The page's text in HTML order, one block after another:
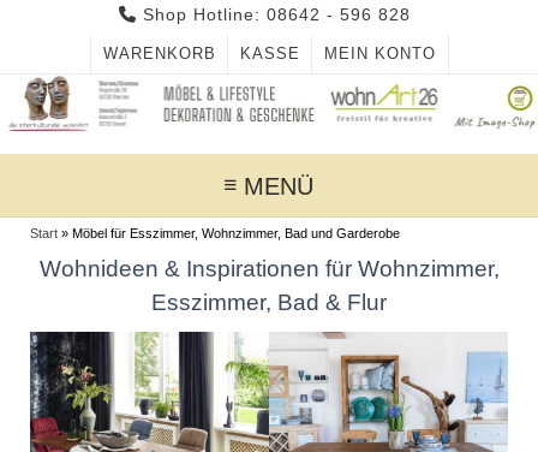
Shop Hotline: 08642 - 596 828
WARENKORB KASSE MEIN KONTO
MENÜ
Start » Möbel für Esszimmer, Wohnzimmer, Bad und Garderobe
Wohnideen & Inspirationen für Wohnzimmer,
Esszimmer, Bad & Flur